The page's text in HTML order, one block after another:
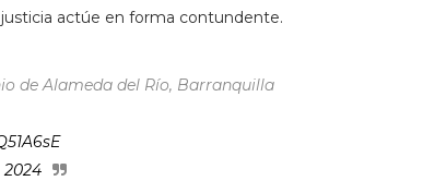
actúe en forma contundente.
de Alameda del Río, Barranquilla
2024